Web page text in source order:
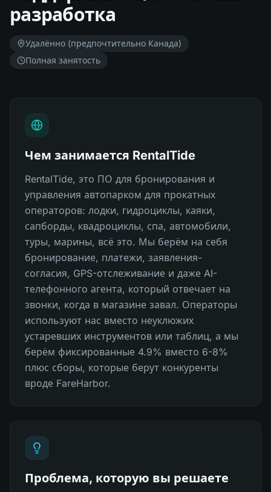
разработка
Удалённо (предпочтительно Канада)
Полная занятость
Чем занимается RentalTide
RentalTide, это ПО для бронирования и
управления автопарком для прокатных
операторов: лодки, гидроциклы, каяки,
сапборды, квадроциклы, спа, автомобили,
туры, марины, всё это. Мы берём на себя
бронирование, платежи, заявления-
согласия, GPS-отслеживание и даже AI-
телефонного агента, который отвечает на
звонки, когда в магазине завал. Операторы
используют нас вместо неуклюжих
устаревших инструментов или таблиц, а мы
берём фиксированные 4.9% вместо 6-8%
плюс сборы, которые берут конкуренты
вроде FareHarbor.
Проблема, которую вы решаете